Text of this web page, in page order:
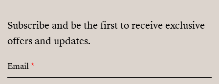
Subscribe and be the first to receive exclusive
offers and updates.
Email*